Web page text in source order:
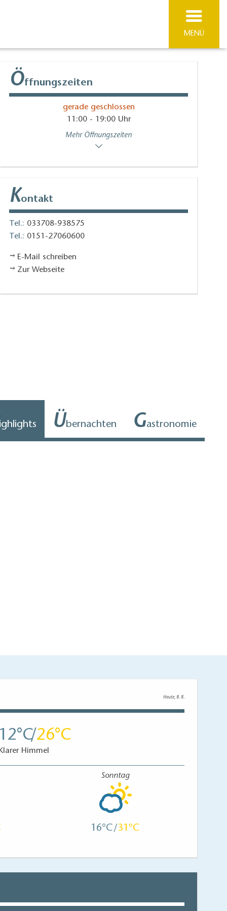
MENÜ
Öffnungszeiten
gerade geschlossen
11:00 - 19:00 Uhr
Mehr Öffnungszeiten
Kontakt
Tel.: 033708-938575
Tel.: 0151-27060600
E-Mail schreiben
Zur Webseite
ighlights Übernachten Gastronomie
Heute, 8. 8.
12 26
Klarer Himmel
Sonntag
16 31